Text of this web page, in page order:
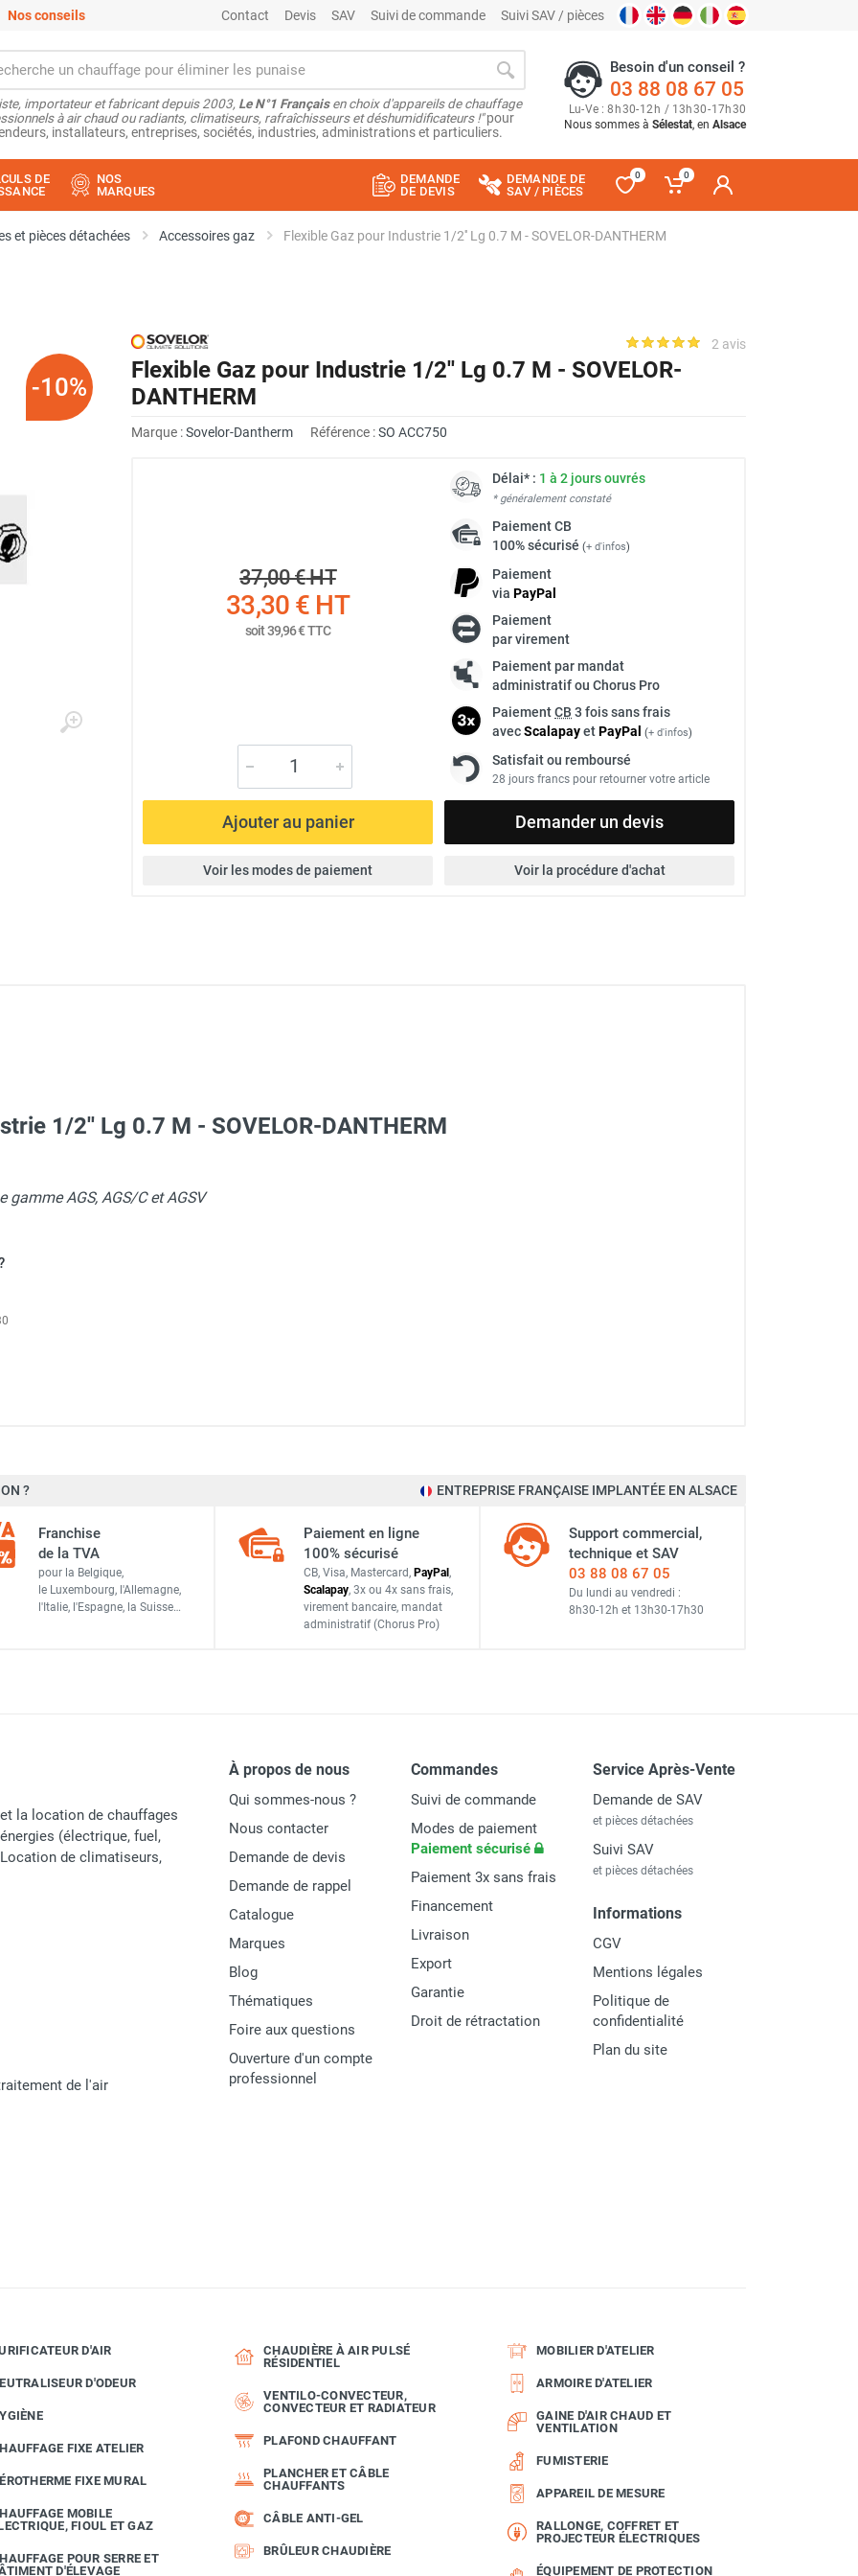
Nos conseils Contact Devis SAV Suivi de commande Suivi SAV / pièces
importateur et fabricant depuis 2003, Le N°1 Françaisen choix d'appareils de chauffage
à air chaud ou radiants, climatiseurs, rafraîchisseurs et déshumidificateurs !"pour
installateurs, entreprises, sociétés, industries, administrations et particuliers.
Besoin d'un conseil ?
03 88 08 67 05
Lu-Ve : 8h30-12h / 13h30-17h30
Nous sommes à Sélestat, en Alsace
DE
NOS
MARQUES
DEMANDE
DE DEVIS
DEMANDE DE
SAV / PIÈCES
0 0
et pièces détachées Accessoires gaz Flexible Gaz pour Industrie 1/2'' Lg 0.7 M - SOVELOR-DANTHERM
-10%
2 avis
Flexible Gaz pour Industrie 1/2'' Lg 0.7 M - SOVELOR-
DANTHERM
Marque :Sovelor-Dantherm Référence :SO ACC750
37,00 €HT
33,30 € HT
soit39,96 €TTC
Délai* : 1 à 2 jours ouvrés
* généralement constaté
PaiementCB
100% sécurisé (+ d'infos)
Paiement
via PayPal
Paiement
par virement
Paiement par mandat
administratif ou Chorus Pro
PaiementCB 3 fois sans frais
avecScalapayetPayPal (+ d'infos)
Satisfait ou remboursé
28 jours francs pour retourner votre article
Ajouter au panier Demander un devis
Voir les modes de paiement Voir la procédure d'achat
RL14 - SOVELOR-DANTHERM
propane GTS36N - SOVELOR-DANTHERM
1/2'' Lg 0.7 M - SOVELOR-DANTHERM
AGS, AGS/C et AGSV
ACC750
ACCESSOIRES
? ENTREPRISE FRANÇAISE IMPLANTÉE EN ALSACE
Franchise
de la TVA
pour la Belgique,
le Luxembourg, l'Allemagne,
l'Italie, l'Espagne, la Suisse…
Paiement en ligne
100% sécurisé
CB, Visa, Mastercard, PayPal ,
Scalapay, 3x ou 4x sans frais,
virement bancaire, mandat
administratif (Chorus Pro)
Support commercial,
technique et SAV
03 88 08 67 05
Du lundi au vendredi :
8h30-12h et 13h30-17h30
la location de chauffages
(électrique, fuel,
de climatiseurs,
de l'air
À propos de nous
Qui sommes-nous ?
Nous contacter
Demande de devis
Demande de rappel
Catalogue
Marques
Blog
Thématiques
Foire aux questions
Ouverture d'un compte
professionnel
Commandes
Suivi de commande
Modes de paiement
Paiement sécurisé
Paiement 3x sans frais
Financement
Livraison
Export
Garantie
Droit de rétractation
Service Après-Vente
Demande de SAV
et pièces détachées
Suivi SAV
et pièces détachées
Informations
CGV
Mentions légales
Politique de
confidentialité
Plan du site
D'AIR
D'ODEUR
FIXE ATELIER
FIXE MURAL
MOBILE
FIOUL ET GAZ
POUR SERRE ET
D'ÉLEVAGE
CHAUDIÈRE À AIR PULSÉ
RÉSIDENTIEL
VENTILO-CONVECTEUR,
CONVECTEUR ET RADIATEUR
PLAFOND CHAUFFANT
PLANCHER ET CÂBLE
CHAUFFANTS
CÂBLE ANTI-GEL
BRÛLEUR CHAUDIÈRE
MOBILIER D'ATELIER
ARMOIRE D'ATELIER
GAINE D'AIR CHAUD ET
VENTILATION
FUMISTERIE
APPAREIL DE MESURE
RALLONGE, COFFRET ET
PROJECTEUR ÉLECTRIQUES
ÉQUIPEMENT DE PROTECTION